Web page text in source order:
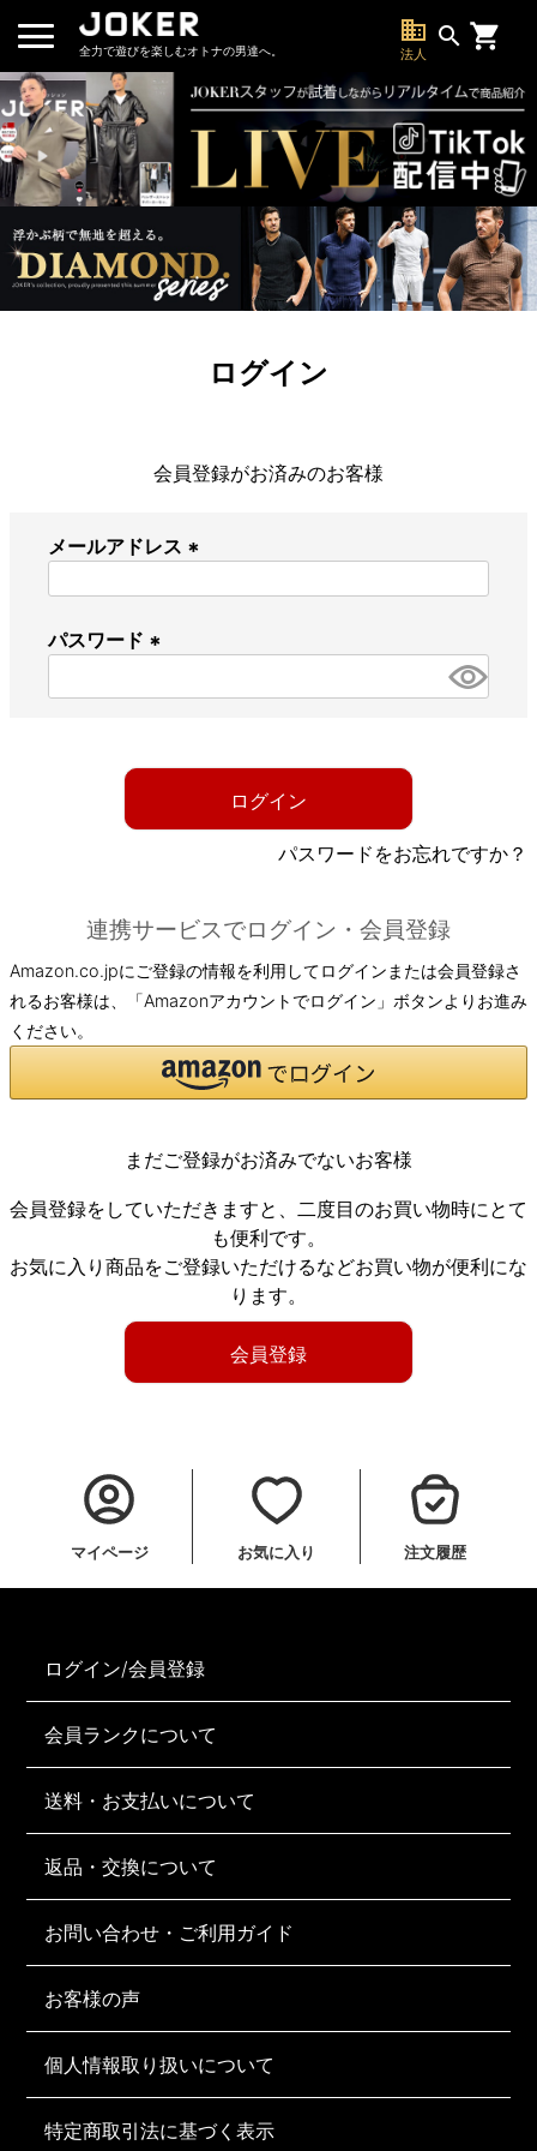
全力で遊びを楽しむオトナの男達へ。
business
法人
search
ログイン
会員登録がお済みのお客様
メールアドレス
パスワード
必
ログイン
パスワードをお忘れですか？
連携サービスでログイン・会員登録
Amazon.co.jpにご登録の情報を利用してログインまたは会員登録さ
れるお客様は、「Amazonアカウントでログイン」ボタンよりお進み
ください。
まだご登録がお済みでないお客様
会員登録をしていただきますと、二度目のお買い物時にとて
も便利です。
お気に入り商品をご登録いただけるなどお買い物が便利にな
ります。
会員登録
マイページ お気に入り 注文履歴
ログイン/会員登録
会員ランクについて
送料・お支払いについて
返品・交換について
お問い合わせ・ご利用ガイド
お客様の声
個人情報取り扱いについて
特定商取引法に基づく表示